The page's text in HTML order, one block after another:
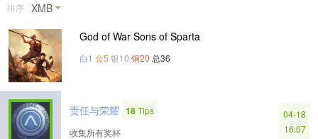
排序 XMB
God of War Sons of Sparta
白1 金5 银10 铜20 总36
责任与荣耀 18Tips
收集所有奖杯
04-18
16:07